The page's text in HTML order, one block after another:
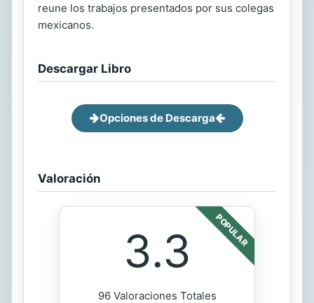
reune los trabajos presentados por sus colegas
mexicanos.
Descargar Libro
Opciones de Descarga
Valoración
POPULAR
3.3
96 Valoraciones Totales